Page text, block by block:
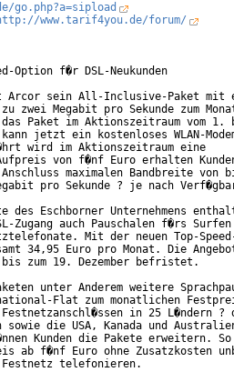
www.tarif4you.de/forum/
Option f�r DSL-Neukunden
Arcor sein All-Inclusive-Paket mit
zwei Megabit pro Sekunde zum
Paket im Aktionszeitraum vom 1.
jetzt ein kostenloses WLAN-
wird im Aktionszeitraum eine
von f�nf Euro erhalten
maximalen Bandbreite von
pro Sekunde ? je nach
Eschborner Unternehmens
Zugang auch Pauschalen f�rs
Mit der neuen Top-
34,95 Euro pro Monat. Die
zum 19. Dezember befristet.
unter Anderem weitere
Flat zum monatlichen
in 25 L�ndern ?
sowie die USA, Kanada und
Kunden die Pakete erweitern. So
ab f�nf Euro ohne Zusatzkosten
Festnetz telefonieren.